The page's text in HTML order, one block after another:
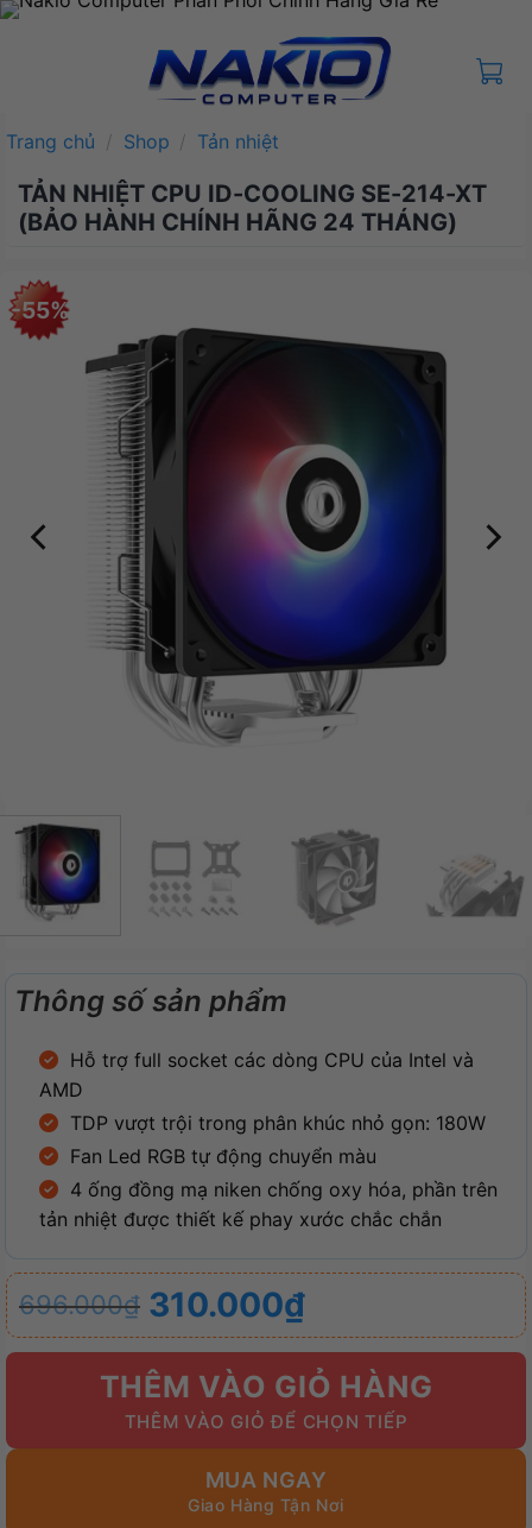
Bỏ
Trang chủ / Shop / Tản nhiệt
TẢN NHIỆT CPU ID-COOLING SE-214-XT
(BẢO HÀNH CHÍNH HÃNG 24 THÁNG)
-55%
Thông số sản phẩm
Hỗ trợ full socket các dòng CPU của Intel và
AMD
TDP vượt trội trong phân khúc nhỏ gọn: 180W
Fan Led RGB tự động chuyển màu
4 ống đồng mạ niken chống oxy hóa, phần trên
tản nhiệt được thiết kế phay xước chắc chắn
696.000₫
Giá
gốc
696.000₫.
310.000₫
Giá
hiện
310.000₫.
THÊM VÀO GIỎ HÀNG
MUA NGAY